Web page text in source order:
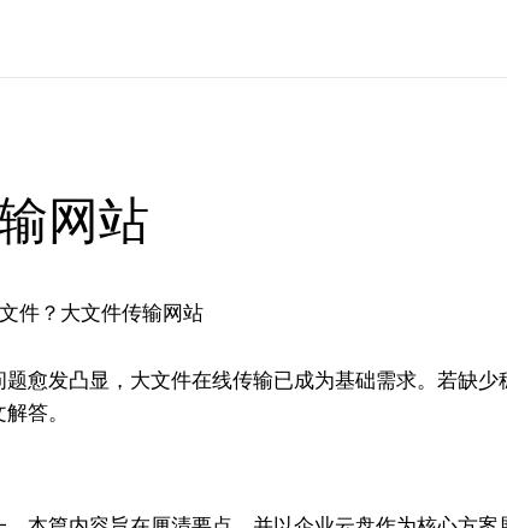
网站
题愈发凸显，大文件在线传输已成为基础需求。若缺少
答。